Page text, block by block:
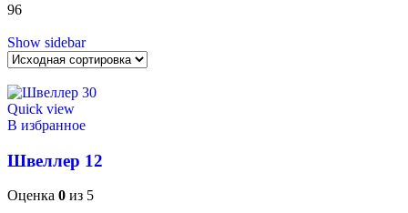
96
Show sidebar
Quick view
В избранное
Швеллер 12
Оценка 0 из 5